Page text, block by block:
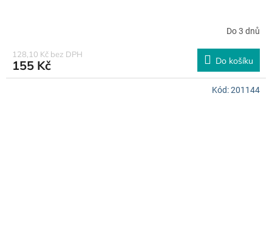
Do 3 dnů
128,10 Kč bez DPH
155 Kč Do košíku
Kód:201144